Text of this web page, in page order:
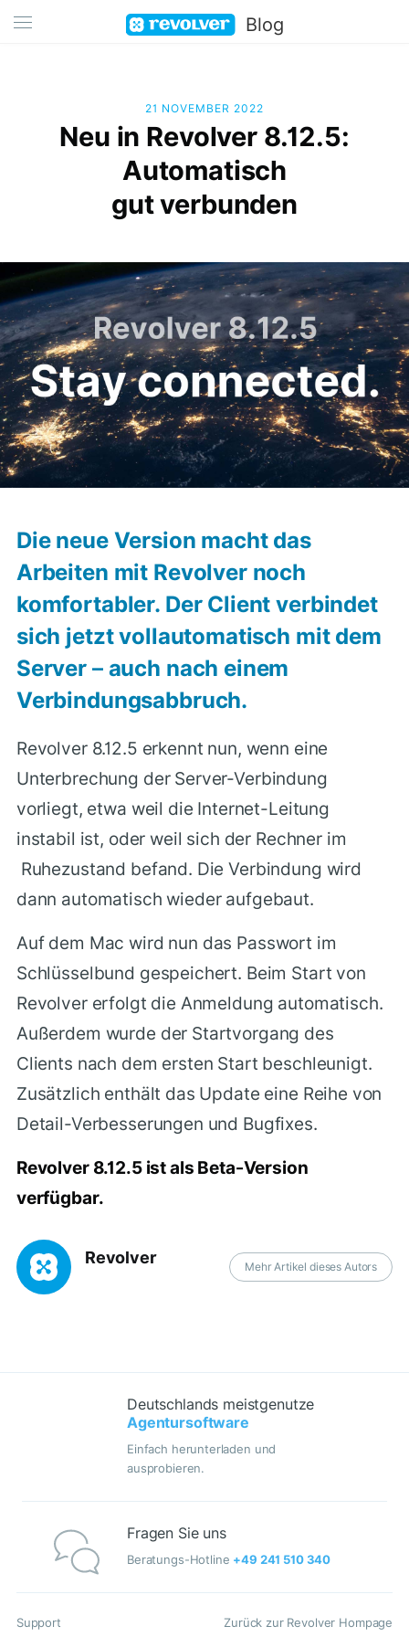
Blog
21 NOVEMBER 2022
Neu in Revolver 8.12.5:
Automatisch
gut verbunden
Die neue Version macht das
Arbeiten mit Revolver noch
komfortabler. Der Client verbindet
sich jetzt vollautomatisch mit dem
Server – auch nach einem
Verbindungsabbruch.
Revolver 8.12.5 erkennt nun, wenn eine
Unterbrechung der Server-Verbindung
vorliegt, etwa weil die Internet-Leitung
instabil ist, oder weil sich der Rechner im
Ruhezustand befand. Die Verbindung wird
dann automatisch wieder aufgebaut.
Auf dem Mac wird nun das Passwort im
Schlüsselbund gespeichert. Beim Start von
Revolver erfolgt die Anmeldung automatisch.
Außerdem wurde der Startvorgang des
Clients nach dem ersten Start beschleunigt.
Zusätzlich enthält das Update eine Reihe von
Detail-Verbesserungen und Bugfixes.
Revolver 8.12.5 ist als Beta-Version
verfügbar.
Revolver Mehr Artikel dieses Autors
Deutschlands meistgenutze
Agentursoftware
Einfach herunterladen und
ausprobieren.
Fragen Sie uns
Beratungs-Hotline +49 241 510 340
Support Zurück zur Revolver Hompage